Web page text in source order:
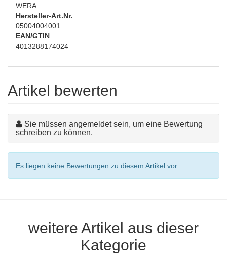
WERA
Hersteller-Art.Nr.
05004004001
EAN/GTIN
4013288174024
Artikel bewerten
Sie müssen angemeldet sein, um eine Bewertung
schreiben zu können.
Es liegen keine Bewertungen zu diesem Artikel vor.
weitere Artikel aus dieser
Kategorie